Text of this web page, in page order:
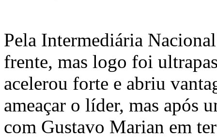
Pela Intermediária Nacional
frente, mas logo foi
acelerou forte e abriu
ameaçar o líder, mas após
com Gustavo Marian em